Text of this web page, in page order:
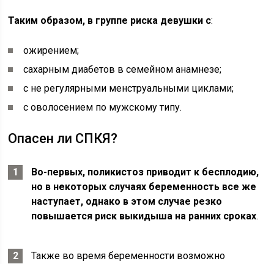
Таким образом, в группе риска девушки с:
ожирением;
сахарным диабетов в семейном анамнезе;
с не регулярными менструальными циклами;
с оволосением по мужскому типу.
Опасен ли СПКЯ?
Во-первых, поликистоз приводит к бесплодию,
но в некоторых случаях беременность все же
наступает, однако в этом случае резко
повышается риск выкидыша на ранних сроках.
Также во время беременности возможно